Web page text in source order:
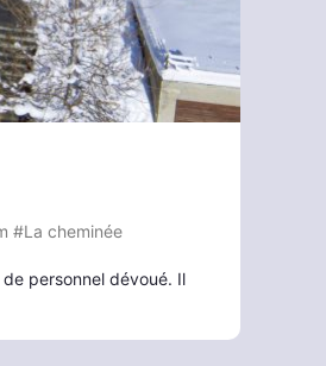
#La cheminée
personnel dévoué. Il